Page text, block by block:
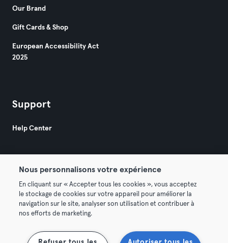
Our Brand
Gift Cards & Shop
European Accessibility Act
2025
Support
Help Center
© 2026 Urban Sports Group GmbH. All rights reserved.
Terms & Conditions Privacy
Terminate contracts here Withdraw contracts here
Nous personnalisons votre expérience
En cliquant sur « Accepter tous les cookies », vous acceptez
le stockage de cookies sur votre appareil pour améliorer la
navigation sur le site, analyser son utilisation et contribuer à
nos efforts de marketing.